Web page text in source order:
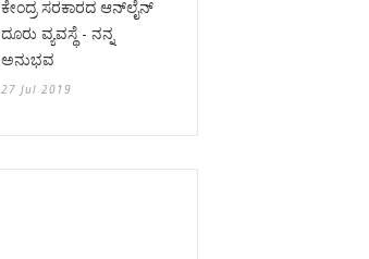
ಕೇಂದ್ರ ಸರಕಾರದ ಆನ್‌ಲೈನ್
ದೂರು ವ್ಯವಸ್ಥೆ - ನನ್ನ
ಅನುಭವ
27 Jul 2019